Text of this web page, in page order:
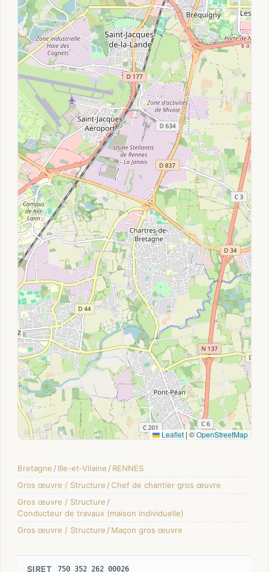
Leaflet | ©OpenStreetMap
Bretagne / Ille-et-Vilaine / RENNES
Gros œuvre / Structure /Chef de chantier gros œuvre
Gros œuvre / Structure /
Conducteur de travaux (maison individuelle)
Gros œuvre / Structure / Maçon gros œuvre
SIRET 750 352 262 00026